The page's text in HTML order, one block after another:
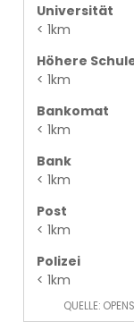
Universität
< 1km
Höhere
< 1km
Bankomat
< 1km
Bank
< 1km
Post
< 1km
Polizei
< 1km
QUELLE: